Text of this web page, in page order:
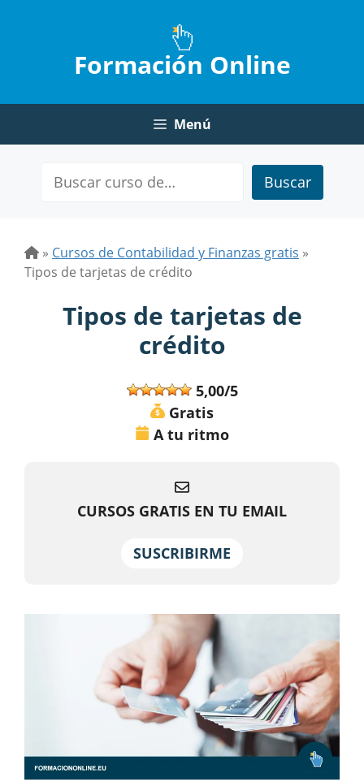
Formación Online
Menú
Buscar
» Cursos de Contabilidad y Finanzas gratis »
Tipos de tarjetas de crédito
Tipos de tarjetas de
crédito
5,00/5
Gratis
A tu ritmo
CURSOS GRATIS EN TU EMAIL
SUSCRIBIRME